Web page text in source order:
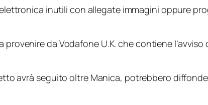
inutili con allegate immagini oppure
da Vodafone U.K. che contiene
avrà seguito oltre Manica, potrebbero